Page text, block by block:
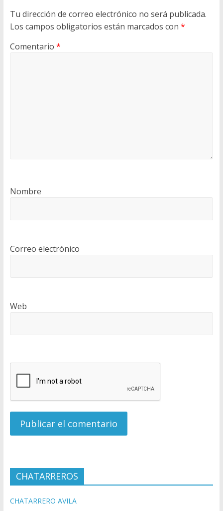
Tu dirección de correo electrónico no será publicada.
Los campos obligatorios están marcados con *
Comentario *
Nombre
Correo electrónico
Web
CHATARREROS
CHATARRERO AVILA